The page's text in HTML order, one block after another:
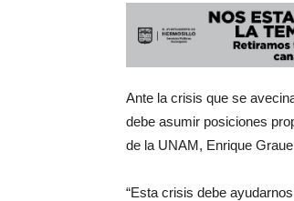
Ante la crisis que se
debe asumir posiciones
de la UNAM, Enrique
“Esta crisis debe